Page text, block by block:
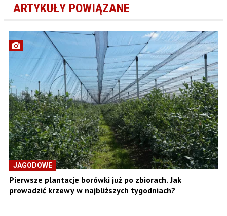
ARTYKUŁY POWIĄZANE
JAGODOWE
Pierwsze plantacje borówki już po zbiorach. Jak
prowadzić krzewy w najbliższych tygodniach?